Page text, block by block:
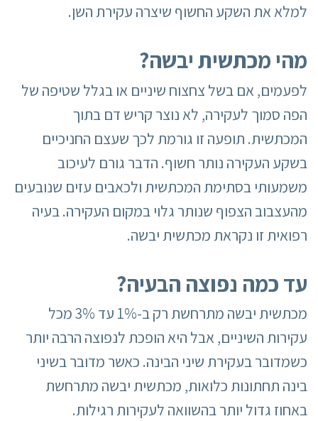
למלא את השקע החשוף שיצרה עקירת השן.
מהי מכתשית יבשה?
לפעמים, אם בשל צחצוח שיניים או בגלל שטיפה של
הפה סמוך לעקירה, לא נוצר קריש דם בתוך
המכתשית. תופעה זו גורמת לכך שעצם החניכיים
בשקע העקירה נותר חשוף. הדבר גורם לעיכוב
משמעותי בסתימת המכתשית ולכאבים עזים שנובעים
מהעצבוב הצפוף שנותר גלוי במקום העקירה. בעיה
רפואית זו נקראת מכתשית יבשה.
עד כמה נפוצה הבעיה?
מכתשית יבשה מתרחשת רק ב-1% עד 3% מכל
עקירות השיניים, אבל היא הופכת לנפוצה הרבה יותר
כשמדובר בעקירת שיני הבינה. כאשר מדובר בשיני
בינה תחתונות כלואות, מכתשית יבשה מתרחשת
באחוז גדול יותר בהשוואה לעקירות רגילות.